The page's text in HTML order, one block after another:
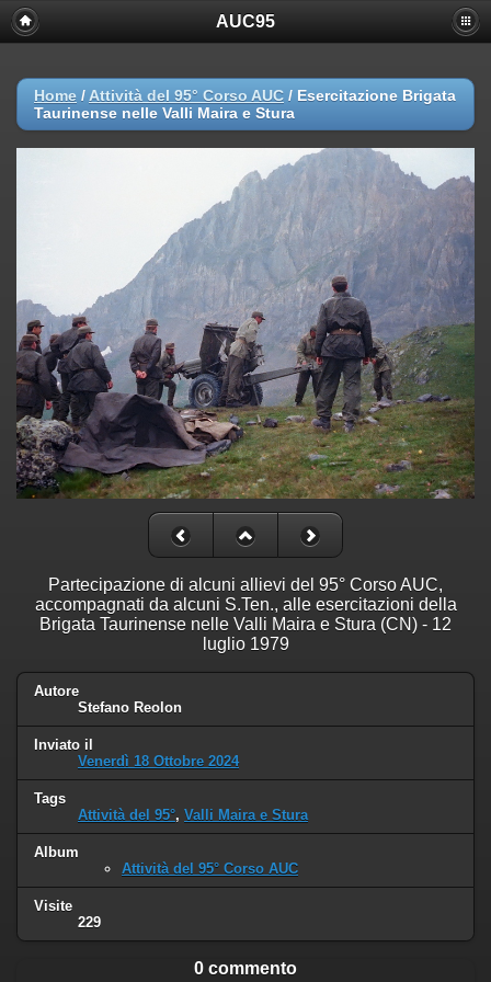
AUC95
Home / Attività del 95° Corso AUC / Esercitazione Brigata
Taurinense nelle Valli Maira e Stura
Partecipazione di alcuni allievi del 95° Corso AUC,
accompagnati da alcuni S.Ten., alle esercitazioni della
Brigata Taurinense nelle Valli Maira e Stura (CN) - 12
luglio 1979
Autore
Stefano Reolon
Inviato il
Venerdì 18 Ottobre 2024
Tags
Attività del 95°, Valli Maira e Stura
Album
Attività del 95° Corso AUC
Visite
229
0 commento